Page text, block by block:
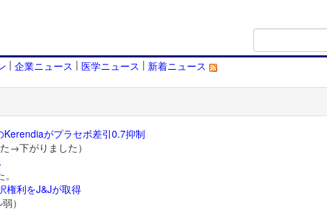
| 企業ニュース | 医学ニュース | 新着ニュース
がプラセボ差引0.7抑制
→下がりました）
権利をJ&Jが取得
）